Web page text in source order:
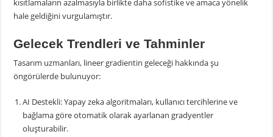
kısıtlamaların azalmasıyla birlikte daha sofistike ve amaca yönelik
hale geldiğini vurgulamıştır.
Gelecek Trendleri ve Tahminler
Tasarım uzmanları, lineer gradientin geleceği hakkında şu
öngörülerde bulunuyor:
AI Destekli: Yapay zeka algoritmaları, kullanıcı tercihlerine ve
bağlama göre otomatik olarak ayarlanan gradyentler
oluşturabilir.